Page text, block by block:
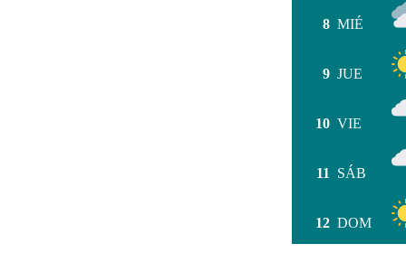
8 MIÉ
9 JUE
10 VIE
11 SÁB
12 DOM